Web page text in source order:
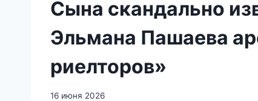
Сына скандально
Эльмана Пашаева
риелторов»
16 июня 2026